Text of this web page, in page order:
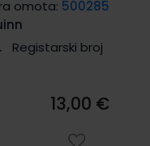
omota: 500285
Registarski broj
13,00 €